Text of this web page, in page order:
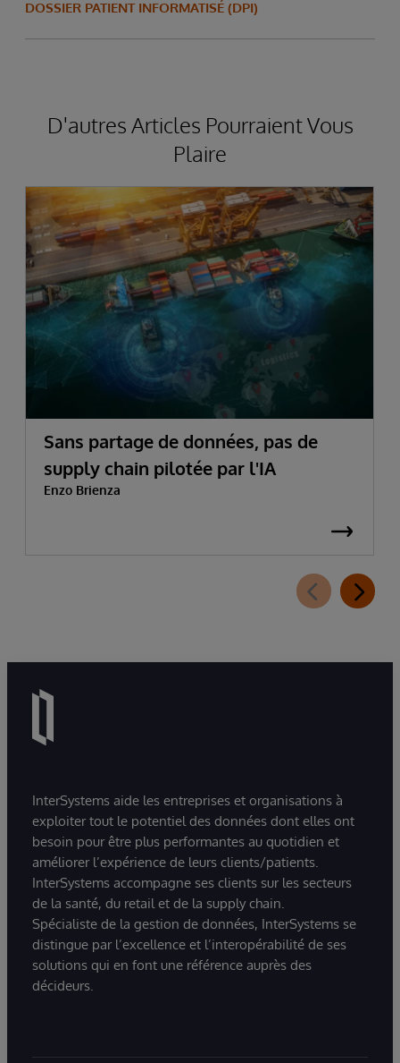
DOSSIER PATIENT INFORMATISÉ (DPI)
D'autres Articles Pourraient Vous
Plaire
Sans partage de données, pas de
supply chain pilotée par l'IA
Enzo Brienza
InterSystems aide les entreprises et organisations à
exploiter tout le potentiel des données dont elles ont
besoin pour être plus performantes au quotidien et
améliorer l’expérience de leurs clients/patients.
InterSystems accompagne ses clients sur les secteurs
de la santé, du retail et de la supply chain.
Spécialiste de la gestion de données, InterSystems se
distingue par l’excellence et l’interopérabilité de ses
solutions qui en font une référence auprès des
décideurs.